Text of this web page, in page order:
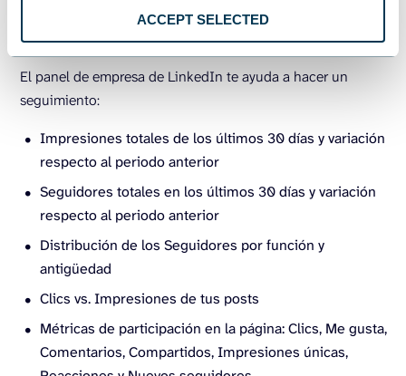
ACCEPT SELECTED
Métricas y KPI importantes
El panel de empresa de LinkedIn te ayuda a hacer un
seguimiento:
Impresiones totales de los últimos 30 días y variación
respecto al periodo anterior
Seguidores totales en los últimos 30 días y variación
respecto al periodo anterior
Distribución de los Seguidores por función y
antigüedad
Clics vs. Impresiones de tus posts
Métricas de participación en la página: Clics, Me gusta,
Comentarios, Compartidos, Impresiones únicas,